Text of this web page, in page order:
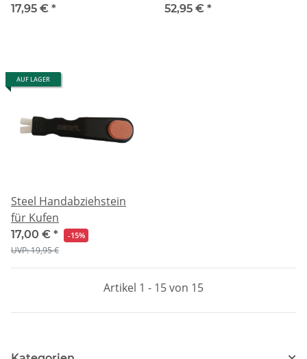
17,95 € * 52,95 € *
AUF LAGER
Steel Handabziehstein
für Kufen
17,00 € * -15%
UVP: 19,95 €
Artikel 1 - 15 von 15